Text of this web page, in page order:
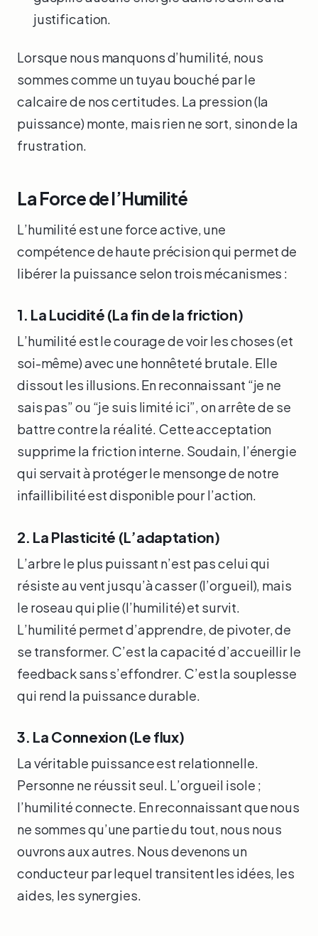
justification.
Lorsque nous manquons d’humilité, nous
sommes comme un tuyau bouché par le
calcaire de nos certitudes. La pression (la
puissance) monte, mais rien ne sort, sinon de la
frustration.
La Force de l’Humilité
L’humilité est une force active, une
compétence de haute précision qui permet de
libérer la puissance selon trois mécanismes :
1. La Lucidité (La fin de la friction)
L’humilité est le courage de voir les choses (et
soi-même) avec une honnêteté brutale. Elle
dissout les illusions. En reconnaissant “je ne
sais pas” ou “je suis limité ici”, on arrête de se
battre contre la réalité. Cette acceptation
supprime la friction interne. Soudain, l’énergie
qui servait à protéger le mensonge de notre
infaillibilité est disponible pour l’action.
2. La Plasticité (L’adaptation)
L’arbre le plus puissant n’est pas celui qui
résiste au vent jusqu’à casser (l’orgueil), mais
le roseau qui plie (l’humilité) et survit.
L’humilité permet d’apprendre, de pivoter, de
se transformer. C’est la capacité d’accueillir le
feedback sans s’effondrer. C’est la souplesse
qui rend la puissance durable.
3. La Connexion (Le flux)
La véritable puissance est relationnelle.
Personne ne réussit seul. L’orgueil isole ;
l’humilité connecte. En reconnaissant que nous
ne sommes qu’une partie du tout, nous nous
ouvrons aux autres. Nous devenons un
conducteur par lequel transitent les idées, les
aides, les synergies.